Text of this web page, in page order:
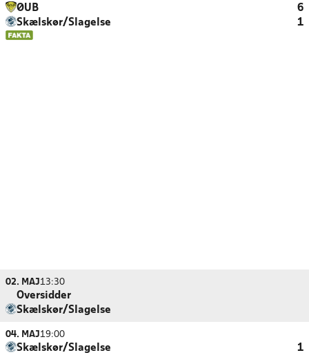
ØUB
6
Skælskør/Slagelse
1
02. MAJ13:30
Oversidder
Skælskør/Slagelse
04. MAJ19:00
Skælskør/Slagelse
1